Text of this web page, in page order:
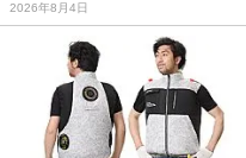
2026年8月4日